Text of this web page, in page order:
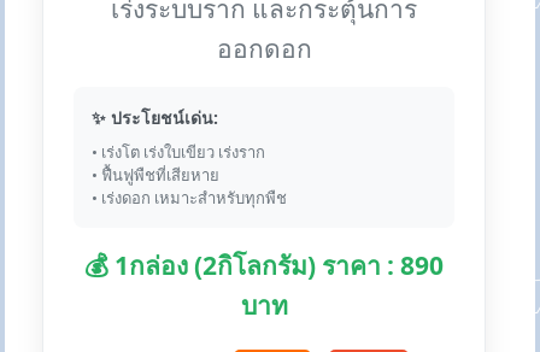
เร่งระบบราก และกระตุ้นการ
ออกดอก
✨ ประโยชน์เด่น:
• เร่งโต เร่งใบเขียว เร่งราก
• ฟื้นฟูพืชที่เสียหาย
• เร่งดอก เหมาะสำหรับทุกพืช
💰 1กล่อง (2กิโลกรัม) ราคา : 890
บาท